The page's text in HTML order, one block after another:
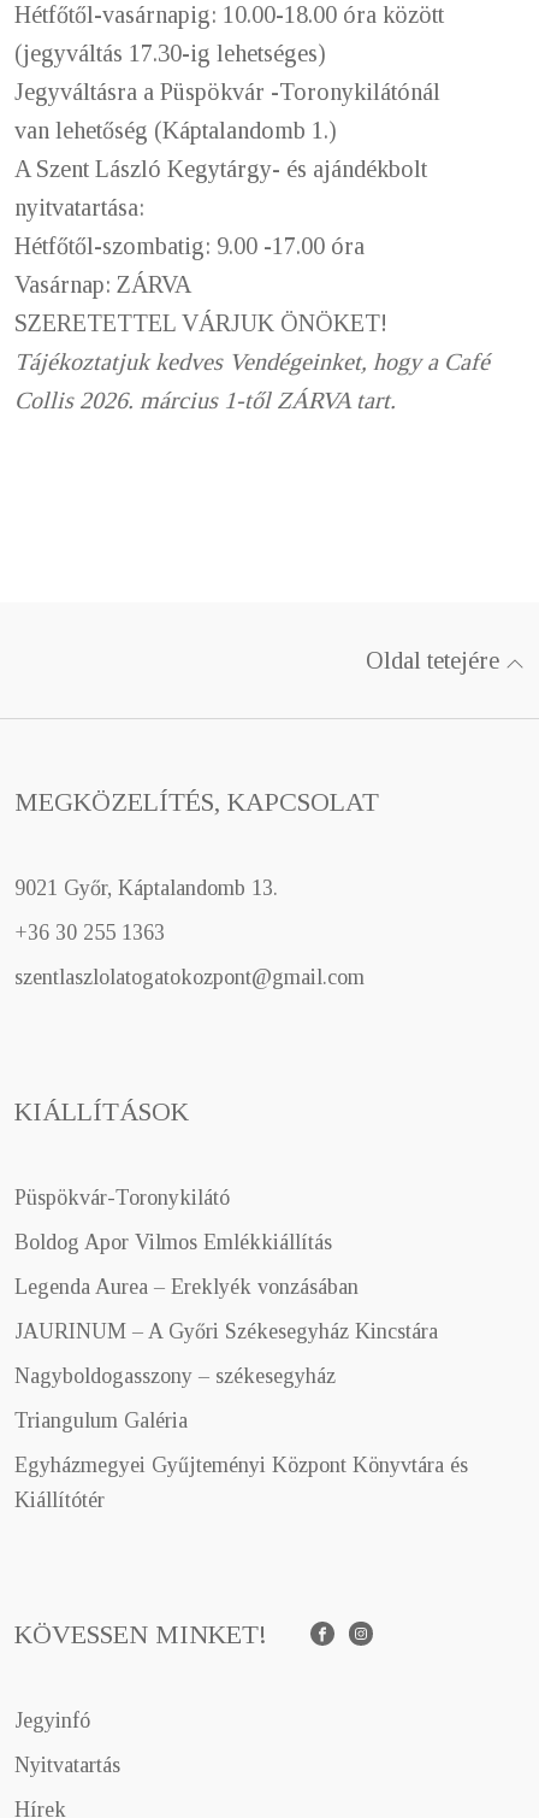
Hétfőtől-vasárnapig: 10.00-18.00 óra között
(jegyváltás 17.30-ig lehetséges)
Jegyváltásra a Püspökvár -Toronykilátónál
van lehetőség (Káptalandomb 1.)
A Szent László Kegytárgy- és ajándékbolt
nyitvatartása:
Hétfőtől-szombatig: 9.00 -17.00 óra
Vasárnap: ZÁRVA
SZERETETTEL VÁRJUK ÖNÖKET!
Tájékoztatjuk kedves Vendégeinket, hogy a Café
Collis 2026. március 1-től ZÁRVA tart.
Oldal tetejére
MEGKÖZELÍTÉS, KAPCSOLAT
9021 Győr, Káptalandomb 13.
+36 30 255 1363
szentlaszlolatogatokozpont@gmail.com
KIÁLLÍTÁSOK
Püspökvár-Toronykilátó
Boldog Apor Vilmos Emlékkiállítás
Legenda Aurea – Ereklyék vonzásában
JAURINUM – A Győri Székesegyház Kincstára
Nagyboldogasszony – székesegyház
Triangulum Galéria
Egyházmegyei Gyűjteményi Központ Könyvtára és
Kiállítótér
KÖVESSEN MINKET! FacebookInstagram
Jegyinfó
Nyitvatartás
Hírek